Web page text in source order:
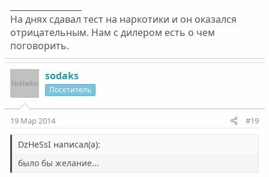
На днях сдавал тест на наркотики и он оказался
отрицательным. Нам с дилером есть о чем
поговорить.
sodaks
Посетитель
19 Мар 2014 #19
DzHeSsI написал(а):
было бы желание...